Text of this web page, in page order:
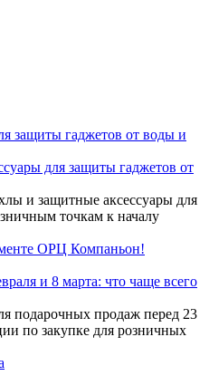
для защиты гаджетов от
и защитные аксессуары для
точкам к началу
OРЦ Компаньон!
и 8 марта: что чаще всего
подарочных продаж перед 23
по закупке для розничных